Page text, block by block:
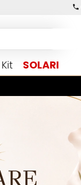
Kit SOLARI